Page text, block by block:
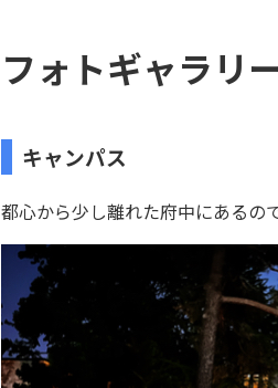
フォトギャラリ
キャンパス
都心から少し離れた府中にあるの